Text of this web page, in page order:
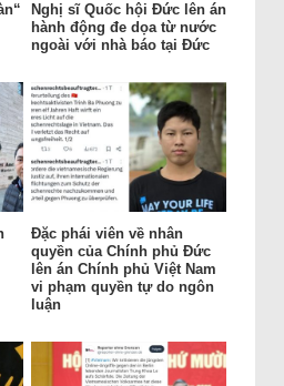
Nghị sĩ Quốc hội Đức lên án
hành động đe dọa từ nước
ngoài với nhà báo tại Đức
Đặc phái viên về nhân
quyền của Chính phủ Đức
lên án Chính phủ Việt Nam
vi phạm quyền tự do ngôn
luận